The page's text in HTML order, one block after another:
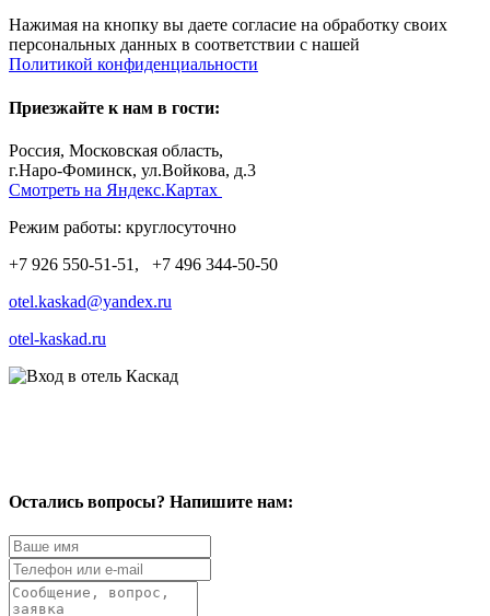
Нажимая на кнопку вы даете согласие на обработку своих
персональных данных в соответствии с нашей
Политикой конфиденциальности
Приезжайте к нам в гости:
Россия, Московская область,
г.Наро-Фоминск, ул.Войкова, д.3
Смотреть на Яндекс.Картах
Режим работы: круглосуточно
+7 926 550-51-51,
+7 496 344-50-50
otel.kaskad@yandex.ru
otel-kaskad.ru
Остались вопросы? Напишите нам: